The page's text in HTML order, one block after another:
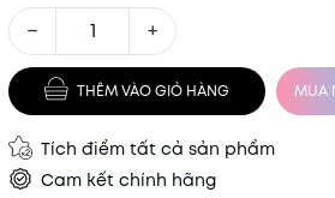
− +
THÊM VÀO GIỎ HÀNG MUA
Tích điểm tất cả sản phẩm
Cam kết chính hãng